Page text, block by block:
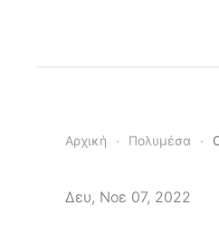
Αρχική Πολυμέσα
Δευ, Νοε 07, 2022